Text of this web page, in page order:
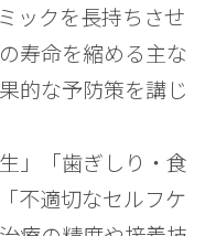
ックを長持ちさせ
寿命を縮める主な
的な予防策を講じ
」「歯ぎしり・食
不適切なセルフケ